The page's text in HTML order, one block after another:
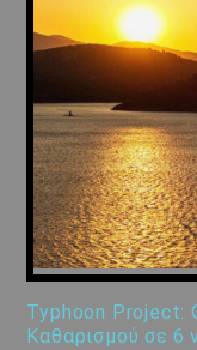
Typhoon Project:
Καθαρισμού σε 6